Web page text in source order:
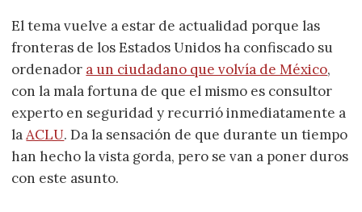
El tema vuelve a estar de actualidad porque las
fronteras de los Estados Unidos ha confiscado su
ordenador a un ciudadano que volvía de México,
con la mala fortuna de que el mismo es consultor
experto en seguridad y recurrió inmediatamente a
laACLU. Da la sensación de que durante un tiempo
han hecho la vista gorda, pero se van a poner duros
con este asunto.